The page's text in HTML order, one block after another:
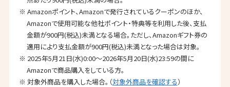
※ Amazonポイント、Amazonで発行されているクーポンのほか、
Amazonで使用可能な他社ポイント・特典等を利用した後、支払
金額が900円(税込)未満となる場合。ただし、Amazonギフト券の
適用により支払金額が900円(税込)未満となった場合は対象。
※ 2025年5月21日(水)0:00～2026年5月20日(水)23:59の間に
Amazonで商品購入をしている方。
※ 対象外商品を購入した場合。（対象外商品を確認する）